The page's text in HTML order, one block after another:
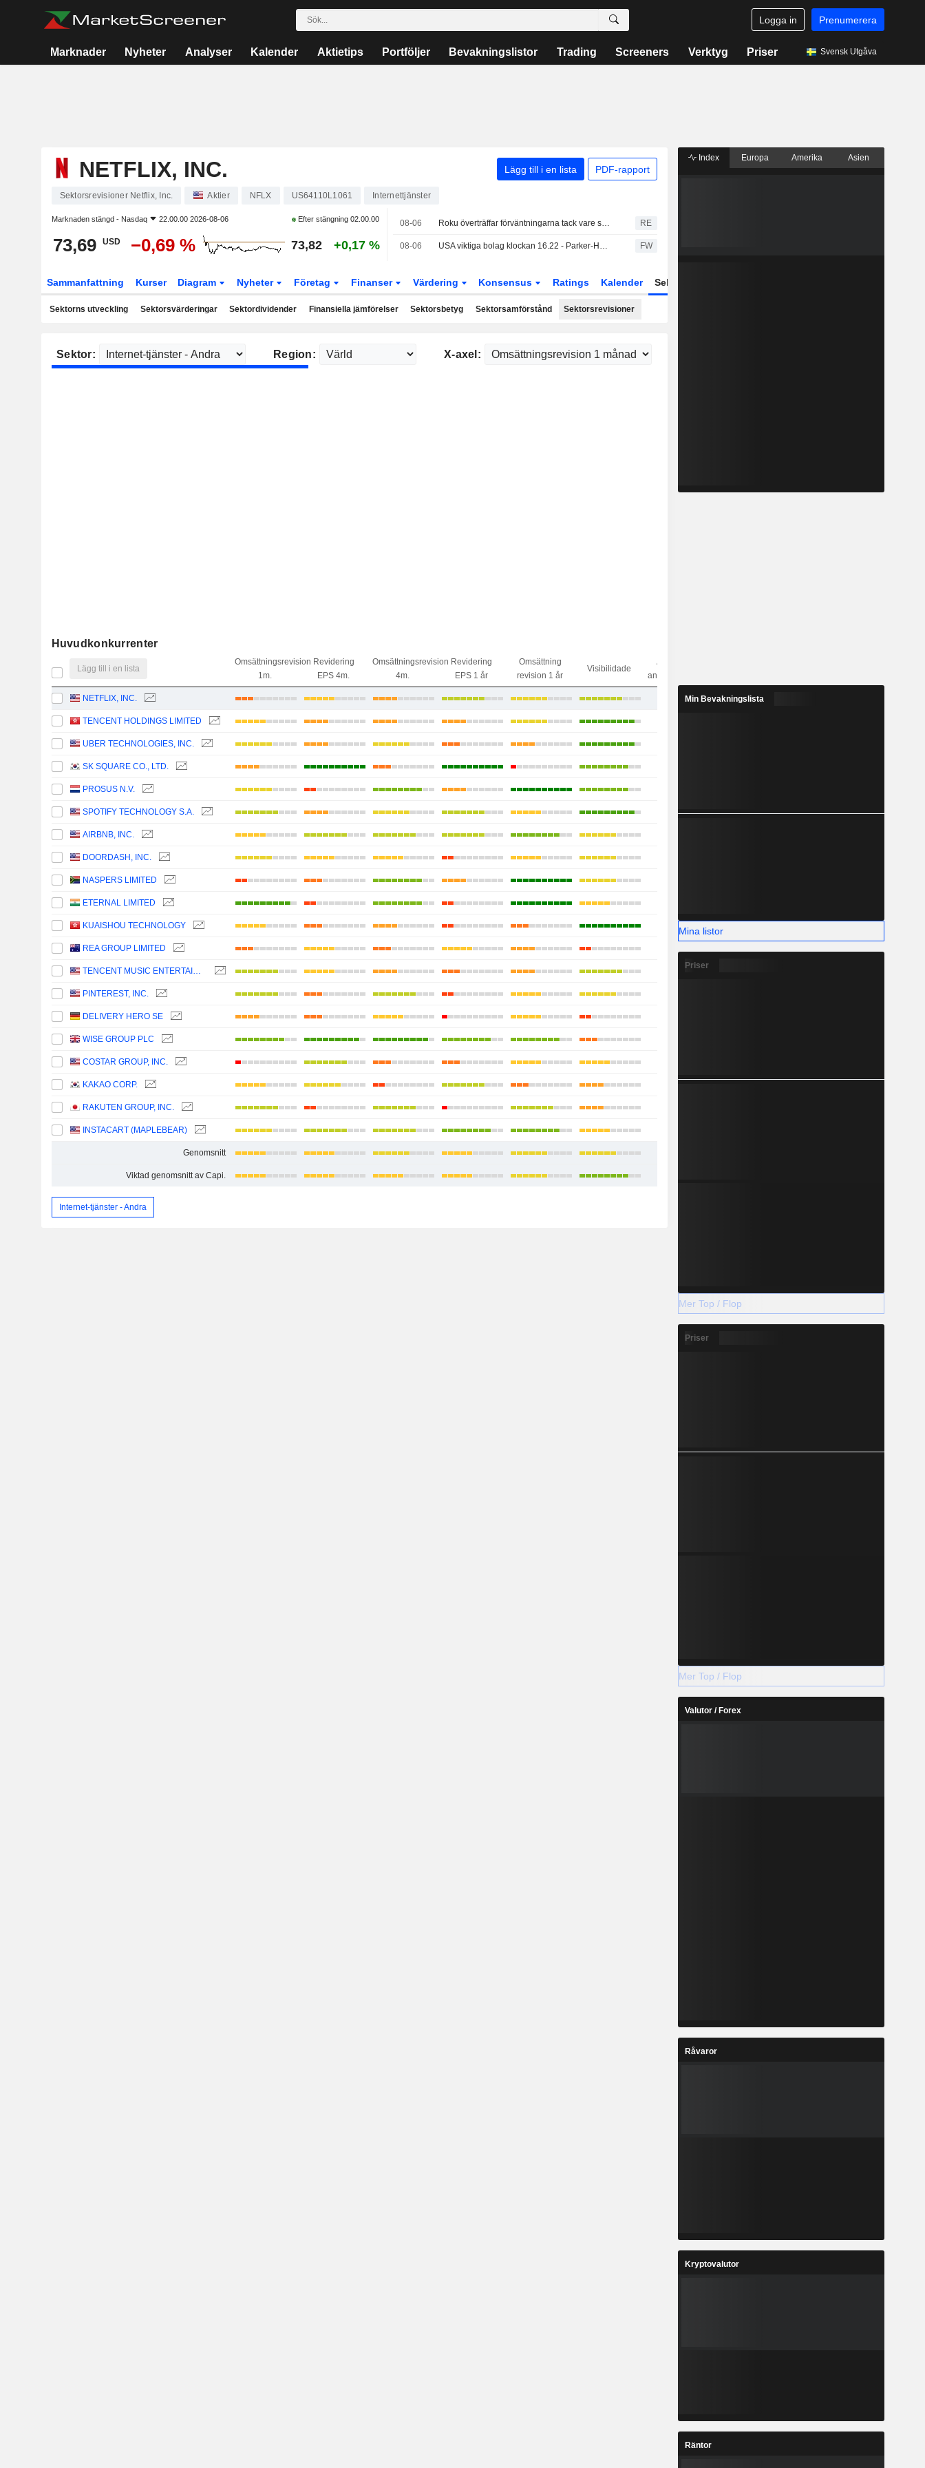
Logga in Prenumerera
Marknader Nyheter Analyser Kalender Aktietips Portföljer Bevakningslistor Trading Screeners Verktyg Priser Svensk Utgåva
NETFLIX, INC. Lägg till i en lista PDF-rapport
Sektorsrevisioner Netflix, Inc. Aktier NFLX US64110L1061 Internettjänster
Marknaden stängd - Nasdaq 22.00.00 2026-08-06 Efter stängning 02.00.00
73,69 USD −0,69 % 73,82 +0,17 %
08-06 Roku överträffar förväntningarna tack vare stark annonsförsäljning och fler prenumeranter RE
08-06 USA viktiga bolag klockan 16.22 - Parker-Hannifin stiger 9,8 procent FW
Sammanfattning Kurser Diagram Nyheter Företag Finanser Värdering Konsensus Ratings Kalender Sektor
Sektorns utveckling Sektorsvärderingar Sektordividender Finansiella jämförelser Sektorsbetyg Sektorsamförstånd Sektorsrevisioner
Sektor: Region: X-axel:
Huvudkonkurrenter
Lägg till i en lista
Omsättningsrevision
1m.
Revidering
EPS 4m.
Omsättningsrevision
4m.
Revidering
EPS 1 år
Omsättning
revision 1 år
Visibilidade
Antal
analytiker
NETFLIX, INC.
TENCENT HOLDINGS LIMITED
UBER TECHNOLOGIES, INC.
SK SQUARE CO., LTD.
PROSUS N.V.
SPOTIFY TECHNOLOGY S.A.
AIRBNB, INC.
DOORDASH, INC.
NASPERS LIMITED
ETERNAL LIMITED
KUAISHOU TECHNOLOGY
REA GROUP LIMITED
TENCENT MUSIC ENTERTAINMENT GROUP
PINTEREST, INC.
DELIVERY HERO SE
WISE GROUP PLC
COSTAR GROUP, INC.
KAKAO CORP.
RAKUTEN GROUP, INC.
INSTACART (MAPLEBEAR)
Genomsnitt
Viktad genomsnitt av Capi.
Internet-tjänster - Andra
Index Europa Amerika Asien
Min Bevakningslista
Mina listor
Priser
Mer Top / Flop
Priser
Mer Top / Flop
Valutor / Forex
Råvaror
Kryptovalutor
Räntor